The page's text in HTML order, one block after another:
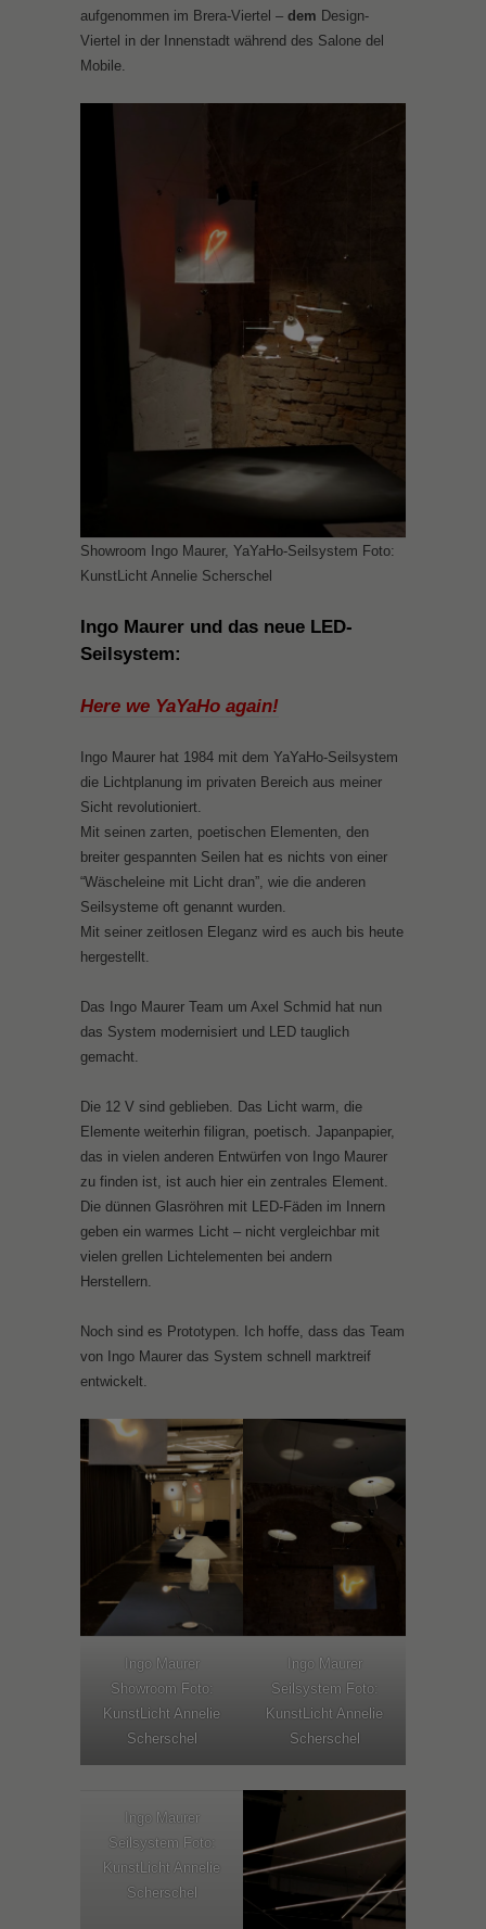
aufgenommen im Brera-Viertel – dem Design-
Viertel in der Innenstadt während des Salone del
Mobile.
Showroom Ingo Maurer, YaYaHo-Seilsystem Foto:
KunstLicht Annelie Scherschel
Ingo Maurer und das neue LED-
Seilsystem:
Here we YaYaHo again!
Ingo Maurer hat 1984 mit dem YaYaHo-Seilsystem
die Lichtplanung im privaten Bereich aus meiner
Sicht revolutioniert.
Mit seinen zarten, poetischen Elementen, den
breiter gespannten Seilen hat es nichts von einer
“Wäscheleine mit Licht dran”, wie die anderen
Seilsysteme oft genannt wurden.
Mit seiner zeitlosen Eleganz wird es auch bis heute
hergestellt.
Das Ingo Maurer Team um Axel Schmid hat nun
das System modernisiert und LED tauglich
gemacht.
Die 12 V sind geblieben. Das Licht warm, die
Elemente weiterhin filigran, poetisch. Japanpapier,
das in vielen anderen Entwürfen von Ingo Maurer
zu finden ist, ist auch hier ein zentrales Element.
Die dünnen Glasröhren mit LED-Fäden im Innern
geben ein warmes Licht – nicht vergleichbar mit
vielen grellen Lichtelementen bei andern
Herstellern.
Noch sind es Prototypen. Ich hoffe, dass das Team
von Ingo Maurer das System schnell marktreif
entwickelt.
Ingo Maurer
Showroom Foto:
KunstLicht Annelie
Scherschel
Ingo Maurer
Seilsystem Foto:
KunstLicht Annelie
Scherschel
Ingo Maurer
Seilsystem Foto:
KunstLicht Annelie
Scherschel